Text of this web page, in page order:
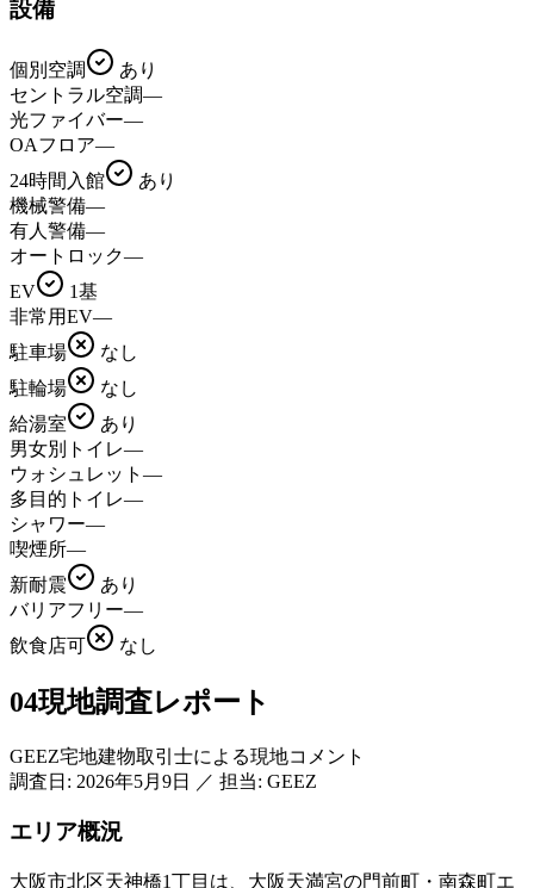
設備
個別空調
あり
セントラル空調—
光ファイバー—
OAフロア—
24時間入館
あり
機械警備—
有人警備—
オートロック—
EV
1基
非常用EV—
駐車場
なし
駐輪場
なし
給湯室
あり
男女別トイレ—
ウォシュレット —
多目的トイレ—
シャワー—
喫煙所—
新耐震
あり
バリアフリー—
飲食店可
なし
04現地調査レポート
GEEZ宅地建物取引士による現地コメント
調査日: 2026年5月9日 ／ 担当: GEEZ
エリア概況
大阪市北区天神橋1丁目は、大阪天満宮の門前町・南森町エ